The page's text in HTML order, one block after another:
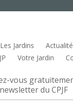
Les Jardins
Votre Jardin
vous
du CPJF